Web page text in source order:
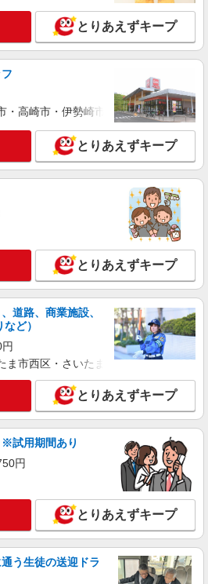
仕事No/0915200
査業務
円交通費全額支給
大阪市生野区 ＊バイク通勤OK
詳細を見る
仕事No/0803420
包・運搬
円交通費全額支給
府大阪市生野区 ＊バイク通勤OK
詳細を見る
仕事No/0919125
ング業務
円交通費全額支給
大阪市生野区
詳細を見る
仕事No/0881479
円交通費全額支給
大阪市生野区
詳細を見る
とりあえずキープ
・高崎市・伊勢崎市・太田市・館林市
とりあえずキープ
とりあえずキープ
道路、商業施設、
ど）
ま市西区・さいたま市岩槻区・久喜市・
とりあえずキープ
試用期間あり
円
とりあえずキープ
う生徒の送迎ドラ